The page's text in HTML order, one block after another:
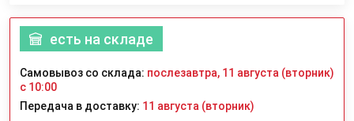
есть на складе
Самовывоз со склада: послезавтра, 11 августа (вторник)
с 10:00
Передача в доставку: 11 августа (вторник)